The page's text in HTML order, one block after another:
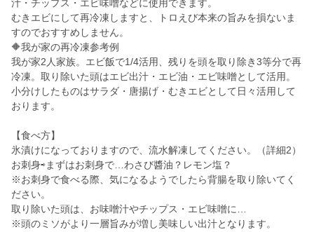
汁・チップス・エビ味噌などに使用できます。
むきエビにして再冷凍しますと、トロえび本来の旨みを損ないま
すのでおすすめしません。
🔶我が家の再冷凍参考例
我が家2人家族。エビ飯で1/4活用、残りを頭を取り除き3等分で再
冷凍。取り除いた頭はエビ出汁・エビ油・エビ味噌として活用。
小分けしたものはサラダ・唐揚げ・むきエビとして日々活用して
おります。
【食べ方】
氷漬けになっておりますので、流水解凍してください。（詳細2）
お刺身⇨まずはお刺身で…わさび醬油？レモン塩？
※お刺身で食べる際、気になるようでしたら背腸を取り除いてく
ださい。
取り除いた頭は、お味噌汁やチップス・エビ味噌に…
※頭のミソがより一層旨みが増し美味しい出汁となります。